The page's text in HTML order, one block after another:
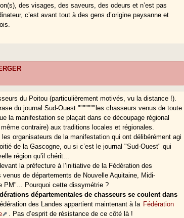
des visages, des saveurs, des odeurs et n’est pas
c’est avant tout à des gens d’origine paysanne et
du Poitou (particulièrement motivés, vu la distance !).
du journal Sud-Ouest """""""les chasseurs venus de toute
la manifestation se plaçait dans ce découpage régional
contraire) aux traditions locales et régionales.
organisateurs de la manifestation qui ont délibérément agi
de la Gascogne, ou si c’est le journal "Sud-Ouest" qui
région qu’il chérit...
la préfecture à l’initiative de la Fédération des
de départements de Nouvelle Aquitaine, Midi-
PM"... Pourquoi cette dissymétrie ?
départementales de chasseurs se coulent dans
des Landes appartient maintenant à la Fédération
. Pas d’esprit de résistance de ce côté là !